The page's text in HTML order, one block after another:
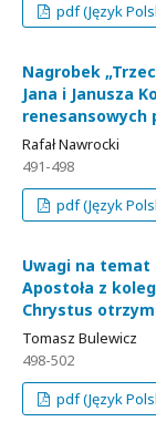
pdf (Język
Nagrobek
Jana i Janusza
renesansowych
Rafał Nawrocki
491-498
pdf (Język
Uwagi na temat
Apostoła z
Chrystus
Tomasz Bulewicz
498-502
pdf (Język